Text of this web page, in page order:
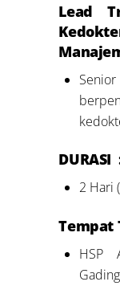
Lead
DURASI
2 Hari
Tempat
HSP